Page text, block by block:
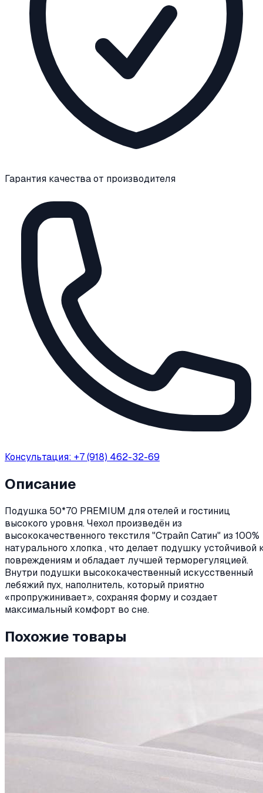
Гарантия качества от производителя
Консультация: +7 (918) 462-32-69
Описание
Подушка 50*70 PREMIUM для отелей и гостиниц
высокого уровня. Чехол произведён из
высококачественного текстиля "Страйп Сатин" из 100%
натурального хлопка , что делает подушку устойчивой
повреждениям и обладает лучшей терморегуляцией.
Внутри подушки высококачественный искусственный
лебяжий пух, наполнитель, который приятно
«пропружинивает», сохраняя форму и создает
максимальный комфорт во сне.
Похожие товары